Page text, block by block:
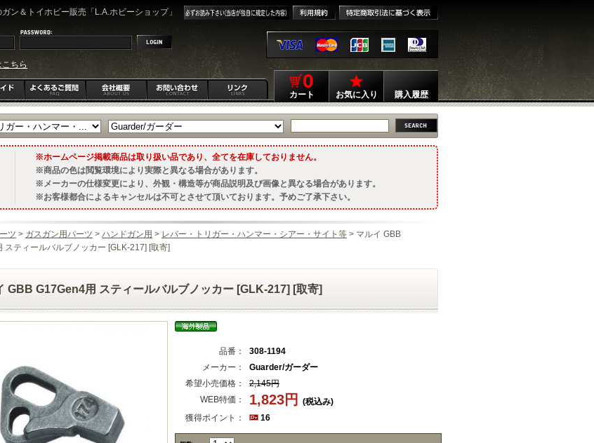
ン＆トイホビー販売「L.A.ホビーショップ」
ちら
0
カート お気に入り 購入履歴
ホームページ掲載商品は取り扱い品であり、全てを在庫しておりません。
商品の色は閲覧環境により実際と異なる場合があります。
メーカーの仕様変更により、外観・構造等が商品説明及び画像と異なる場合があります。
お客様都合によるキャンセルは不可とさせて頂いております。予めご了承下さい。
ツ > ガスガン用パーツ > ハンドガン用 > レバー・トリガー・ハンマー・シアー・サイト等 > マルイ GBB
スティールバルブノッカー [GLK-217] [取寄]
GBB G17Gen4用 スティールバルブノッカー [GLK-217] [取寄]
品番：
308-1194
メーカー：
Guarder/ガーダー
希望小売価格：
2,145円
WEB特価：
1,823円
(税込み)
獲得ポイント：
16